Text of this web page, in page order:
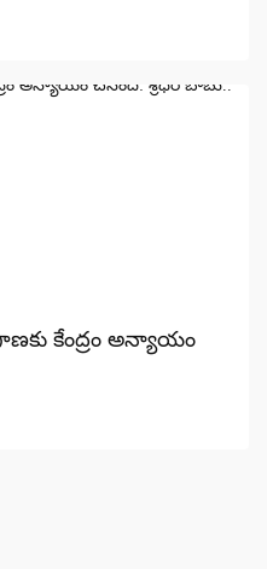
కేంద్రం అన్యాయం